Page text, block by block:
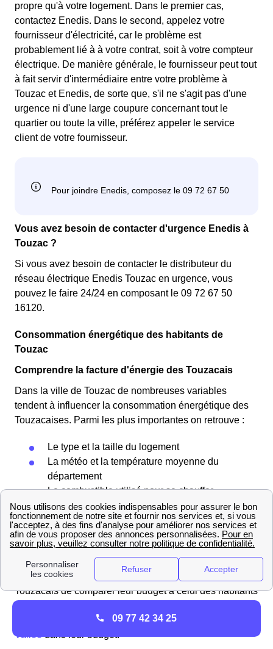
propre qu'à votre logement. Dans le premier cas,
contactez Enedis. Dans le second, appelez votre
fournisseur d'électricité, car le problème est
probablement lié à à votre contrat, soit à votre compteur
électrique. De manière générale, le fournisseur peut tout
à fait servir d'intermédiaire entre votre problème à
Touzac et Enedis, de sorte que, s'il ne s'agit pas d'une
urgence ni d'une large coupure concernant tout le
quartier ou toute la ville, préférez appeler le service
client de votre fournisseur.
Vous avez besoin de contacter d'urgence Enedis à
Touzac ?
Si vous avez besoin de contacter le distributeur du
réseau électrique Enedis Touzac en urgence, vous
pouvez le faire 24/24 en composant le 09 72 67 50
16120.
Consommation énergétique des habitants de
Touzac
Comprendre la facture d'énergie des Touzacais
Dans la ville de Touzac de nombreuses variables
tendent à influencer la consommation énergétique des
Touzacaises. Parmi les plus importantes on retrouve :
Le type et la taille du logement
La météo et la température moyenne du
département
Le combustible utilisé pour se chauffer
Le type de chauffage choisi par les habitants
La quantité de logements certifiés BBC
A partir de ces données on peut comparer la facture
énergétique des Touzacais avec celle des habitants
d'une ville à proximité. Il est nécessaire pour les
Touzacais de comparer leur budget à celui des habitants
notamment le coût du
raccordement à Nanteuil-En-
Valléedans leur budget.
09 77 42 34 25